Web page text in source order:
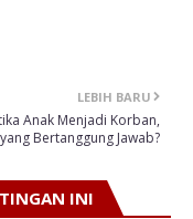
LEBIH BARU
Anak Menjadi Korban,
Bertanggung Jawab?
INI